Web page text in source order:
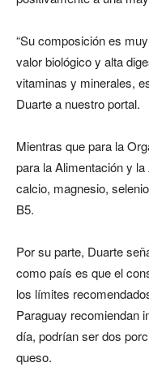
“Su composición es
valor biológico y alta
vitaminas y minerales,
Duarte a nuestro portal.
Mientras que para la
para la Alimentación y
calcio, magnesio,
B5.
Por su parte, Duarte
como país es que el
los límites
Paraguay recomiendan
día, podrían ser dos
queso.